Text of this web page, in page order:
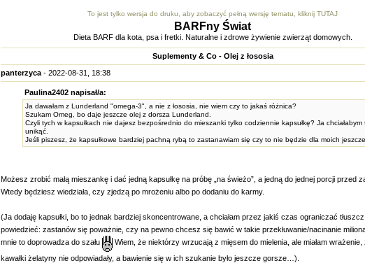
To jest tylko wersja do druku, aby zobaczyć pełną wersję tematu, kliknij TUTAJ
BARFny Świat
Dieta BARF dla kota, psa i fretki. Naturalne i zdrowe żywienie zwierząt domowych.
Suplementy & Co - Olej z łososia
panterzyca- 2022-08-31, 18:38
Paulina2402 napisał/a:
Ja dawałam z Lunderland "omega-3", a nie z łososia, nie wiem czy to jakaś różnica?
Szukam Omeg, bo daje jeszcze olej z dorsza Lunderland.
Czyli tych w kapsułkach nie dajesz bezpośrednio do mieszanki tylko codziennie kapsułkę? Ja chciałabym
unikąć.
Jeśli piszesz, że kapsułkowe bardziej pachną rybą to zastanawiam się czy to nie będzie dla moich
Możesz zrobić małą mieszankę i dać jedną kapsułkę na próbę „na świeżo”, a jedną do jednej porcji przed
Wtedy będziesz wiedziała, czy zjedzą po mrożeniu albo po dodaniu do karmy.
(Ja dodaję kapsułki, bo to jednak bardziej skoncentrowane, a chciałam przez jakiś czas ograniczać
powiedzieć: zastanów się poważnie, czy na pewno chcesz się bawić w takie przekłuwanie/nacinanie
mnie to doprowadza do szału
Wiem, że niektórzy wrzucają z mięsem do mielenia, ale miałam wrażenie,
kawałki żelatyny nie odpowiadały, a bawienie się w ich szukanie było jeszcze gorsze…).